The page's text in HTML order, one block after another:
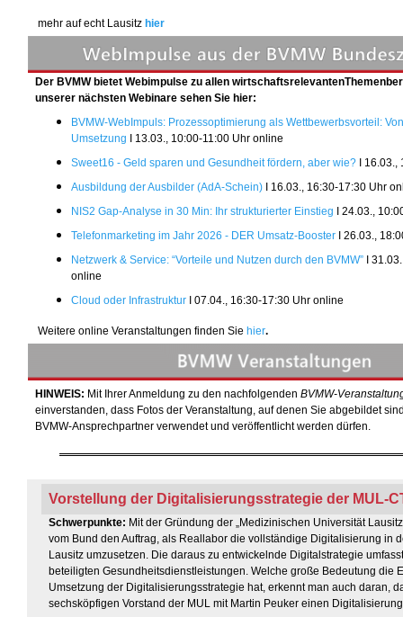
mehr auf echt Lausitz hier
Der BVMW bietet Webimpulse zu allen
unserer nächsten Webinare sehen Sie hier:
BVMW-WebImpuls: Prozessoptimierung als Wettbewerbsvorteil:
Umsetzung I 13.03., 10:00-11:00 Uhr online
Sweet16 - Geld sparen und Gesundheit fördern, aber wie? I 16.03.,
Ausbildung der Ausbilder (AdA-Schein) I 16.03., 16:30-17:30 Uhr
NIS2 Gap-Analyse in 30 Min: Ihr strukturierter Einstieg I 24.03.,
Telefonmarketing im Jahr 2026 - DER Umsatz-Booster I 26.03.,
Netzwerk & Service: “Vorteile und Nutzen durch den BVMW” I
online
Cloud oder Infrastruktur I 07.04., 16:30-17:30 Uhr online
Weitere online Veranstaltungen finden Sie hier.
HINWEIS: Mit Ihrer Anmeldung zu den nachfolgenden BVMW-
einverstanden, dass Fotos der Veranstaltung, auf denen Sie abgebildet
BVMW-Ansprechpartner verwendet und veröffentlicht werden dürfen.
Vorstellung der Digitalisierungsstrategie der MUL-
Schwerpunkte: Mit der Gründung der „Medizinischen Universität
vom Bund den Auftrag, als Reallabor die vollständige Digitalisierung in
Lausitz umzusetzen. Die daraus zu entwickelnde Digitalstrategie
beteiligten Gesundheitsdienstleistungen. Welche große Bedeutung die
Umsetzung der Digitalisierungsstrategie hat, erkennt man auch daran,
sechsköpfigen Vorstand der MUL mit Martin Peuker einen